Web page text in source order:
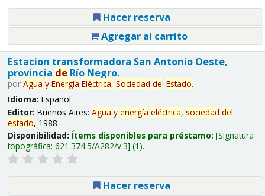
Hacer reserva
Agregar al carrito
Estacion transformadora San Antonio Oeste,
provincia deRío Negro.
por Agua y Energía Eléctrica, Sociedad del Estado.
Idioma: Español
Editor: Buenos Aires: Agua y energía eléctrica, sociedad del
estado, 1988
Disponibilidad: Ítems disponibles para préstamo: Signatura
topográfica: 621.374.5/A282/v.3 (1).
Hacer reserva